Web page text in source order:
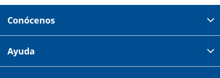
Conócenos
Av 18 de marzo # 309. Colonia la Nogalera.
Ayuda